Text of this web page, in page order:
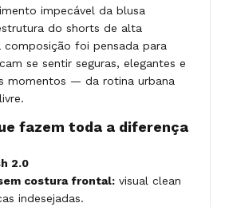
impecável da blusa
do shorts de alta
composição foi pensada para
se sentir seguras, elegantes e
momentos — da rotina urbana
fazem toda a diferença
2.0
costura frontal: visual clean
indesejadas.